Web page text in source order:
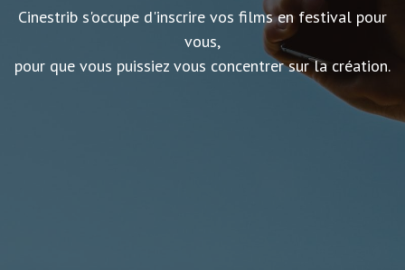
Cinestrib s'occupe d'inscrire vos films en festival pour
vous,
pour que vous puissiez vous concentrer sur la création.